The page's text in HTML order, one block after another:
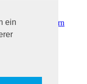
ein
ohne zu Hungern